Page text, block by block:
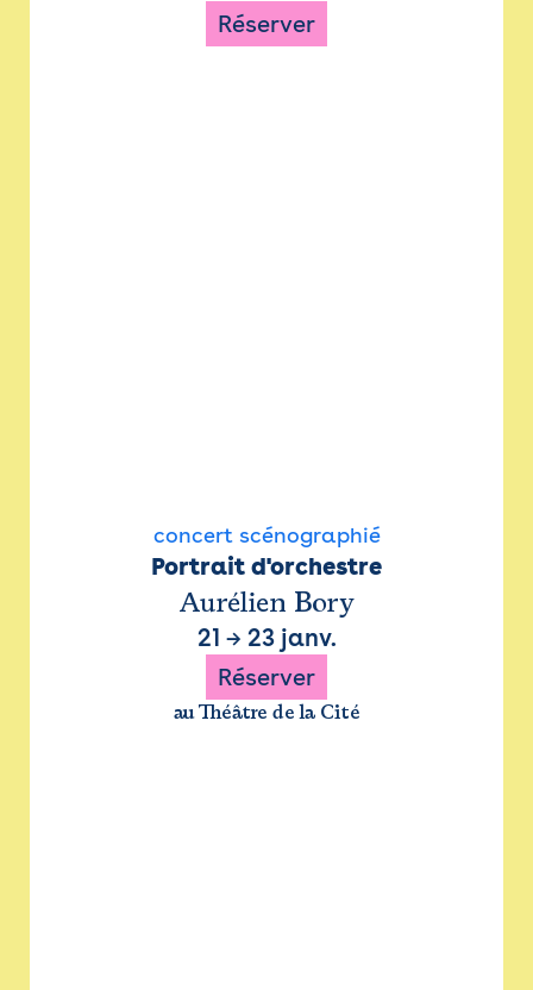
Réserver
concert scénographié
Portrait d'orchestre
Aurélien Bory
21 → 23 janv.
Réserver
au Théâtre de la Cité